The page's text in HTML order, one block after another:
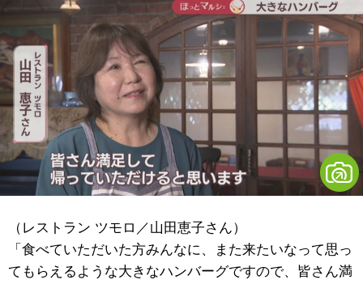
（レストラン ツモロ／山田恵子さん）
「食べていただいた方みんなに、また来たいなって思っ
てもらえるような大きなハンバーグですので、皆さん満